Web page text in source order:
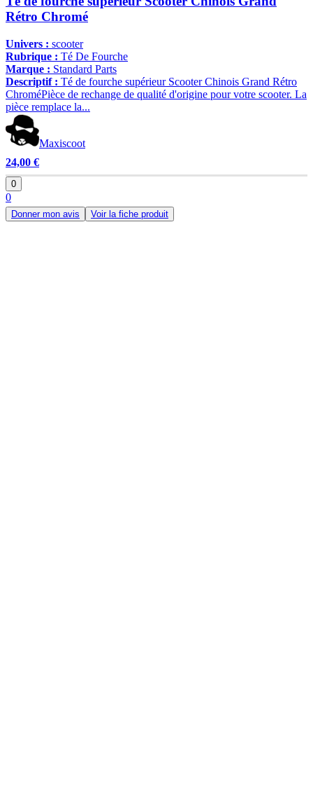
Rétro Chromé
Univers : scooter
Rubrique : Té De Fourche
Marque : Standard Parts
Descriptif : Té de fourche supérieur Scooter Chinois Grand Rétro
ChroméPièce de rechange de qualité d'origine pour votre scooter. La
pièce remplace la...
Maxiscoot
24,00 €
0
0
Donner mon avis Voir la fiche produit